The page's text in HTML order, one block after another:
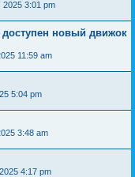
2025 3:01 pm
доступен новый движок
11:59 am
5:04 pm
3:48 am
4:17 pm